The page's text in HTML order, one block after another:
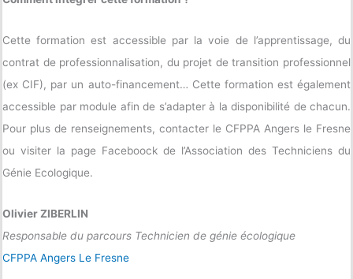
Cette formation est accessible par la voie de l’apprentissage, du
contrat de professionnalisation, du projet de transition professionnel
(ex CIF), par un auto-financement… Cette formation est également
accessible par module afin de s’adapter à la disponibilité de chacun.
Pour plus de renseignements, contacter le CFPPA Angers le Fresne
ou visiter la page Faceboock de l’Association des Techniciens du
Génie Ecologique.
Olivier ZIBERLIN
Responsable du parcours Technicien de génie écologique
CFPPA Angers Le Fresne